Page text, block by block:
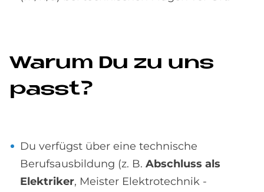
Wa­rum Du zu uns
passt?
Du verfügst über eine technische
Berufsausbildung (z. B. Abschluss als
Elektriker, Meister Elektrotechnik -